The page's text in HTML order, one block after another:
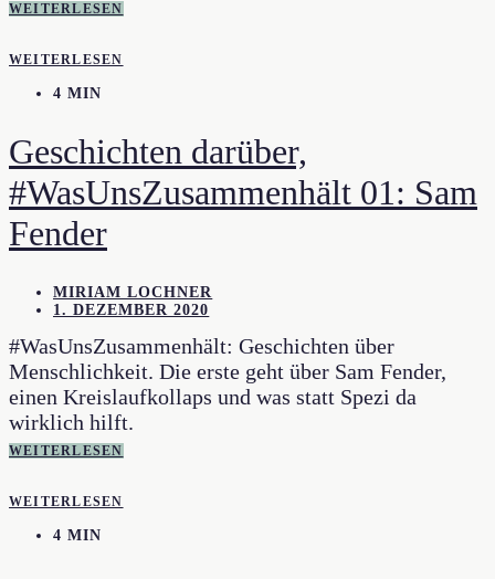
WEITERLESEN
WEITERLESEN
4 MIN
Geschichten darüber,
#WasUnsZusammenhält 01: Sam
Fender
MIRIAM LOCHNER
1. DEZEMBER 2020
#WasUnsZusammenhält: Geschichten über
Menschlichkeit. Die erste geht über Sam Fender,
einen Kreislaufkollaps und was statt Spezi da
wirklich hilft.
WEITERLESEN
WEITERLESEN
4 MIN